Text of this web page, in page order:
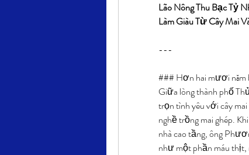
Lão Nông Thu Bạc Tỷ
Làm Giàu Từ Cây Mai
---
### Hơn hai mươi năm
Giữa lòng thành phố
trọn tình yêu với cây
nghề trồng mai ghép.
nhà cao tầng, ông
như một phần máu